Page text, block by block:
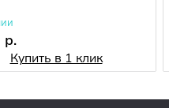
р.
Купить в 1 клик